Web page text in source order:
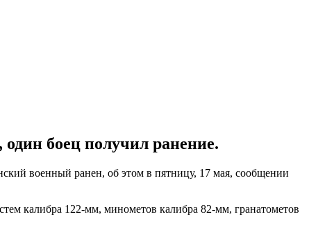
боец получил ранение.
военный ранен, об этом в пятницу, 17 мая, сообщении
калибра 122-мм, минометов калибра 82-мм, гранатометов